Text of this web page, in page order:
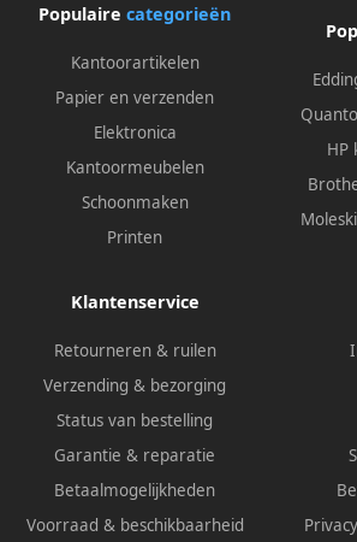
Populaire categorieën
Kantoorartikelen
Papier en verzenden
Elektronica
Kantoormeubelen
Schoonmaken
Printen
HP
Klantenservice
Retourneren & ruilen
Verzending & bezorging
Status van bestelling
Garantie & reparatie
Betaalmogelijkheden
Voorraad & beschikbaarheid